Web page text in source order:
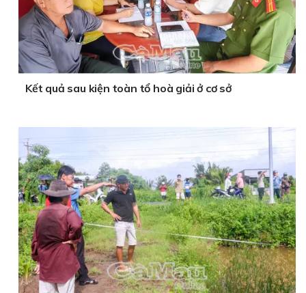
Kết quả sau kiện toàn tổ hoà giải ở cơ sở